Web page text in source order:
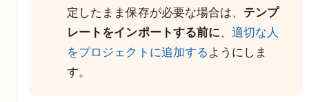
定したまま保存が必要な場合は、 テンプ
レートをインポートする前に、適切な人
をプロジェクトに追加する ようにしま
す。